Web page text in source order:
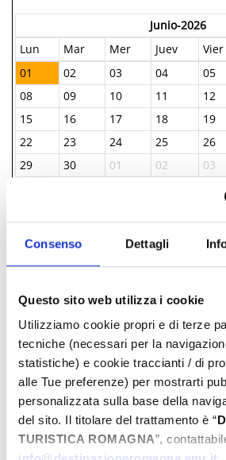
Consenso Dettagli
Questo sito web utilizza i cookie
Utilizziamo cookie propri e di terze
tecniche (necessari per la
statistiche) e cookie traccianti / di
alle Tue preferenze) per mostrarti
personalizzata sulla base della
del sito. Il titolare del trattamento è “
TURISTICA ROMAGNA”,
Junio-2026
Lun
Mar Mer Juev Vier
01
02 03 04 05
08
09 10 11 12
15
16 17 18 19
22
23 24 25 26
29
30 01 02 03
TURISTICA
+39 0541 343808
iat@comune.bellaria-igea-
Comune di Bellaria